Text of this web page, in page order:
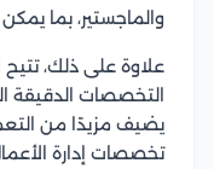
والماجستير، بما يمكن
علاوة على ذلك، تتيح
التخصصات الدقيقة
يضيف مزيدًا من
تخصصات إدارة